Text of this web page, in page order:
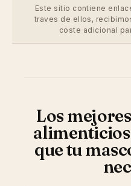
Este sitio contiene
traves de ellos,
coste adicional
Los
que tu